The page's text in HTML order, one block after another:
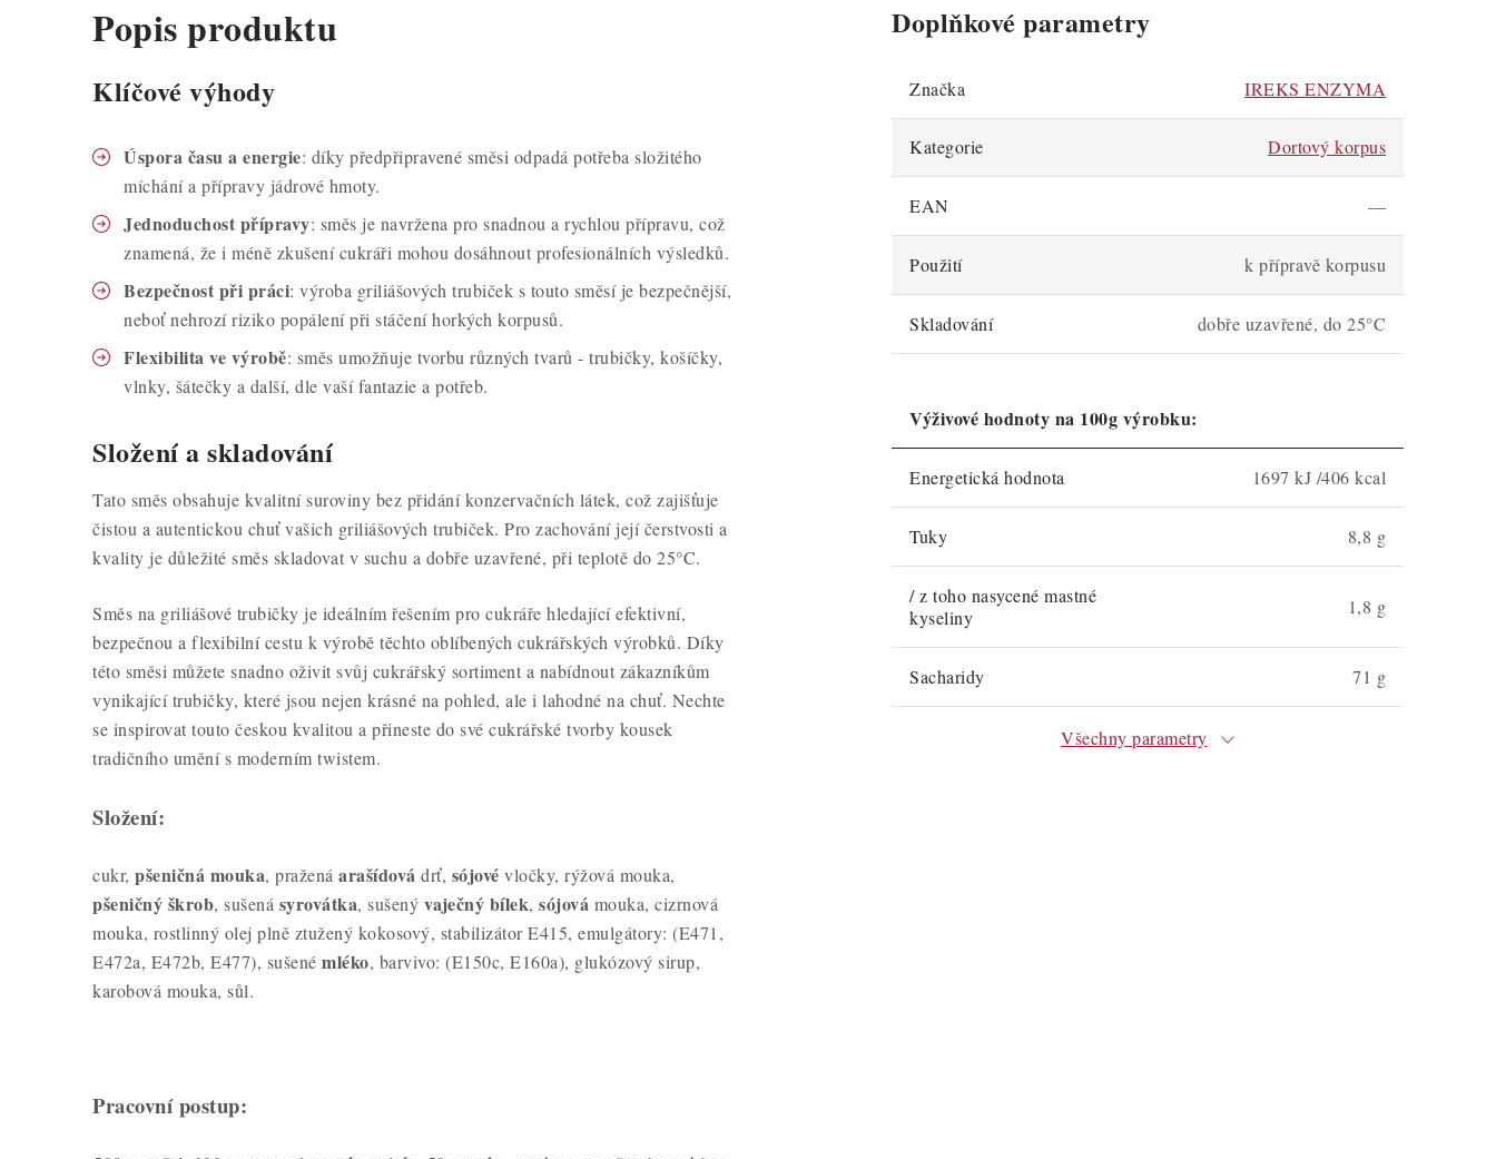
Popis produktu
Klíčové výhody
Úspora času a energie: díky předpřipravené směsi odpadá potřeba složitého
míchání a přípravy jádrové hmoty.
Jednoduchost přípravy: směs je navržena pro snadnou a rychlou přípravu, což
znamená, že i méně zkušení cukráři mohou dosáhnout profesionálních výsledků.
Bezpečnost při práci: výroba griliášových trubiček s touto směsí je bezpečnější,
neboť nehrozí riziko popálení při stáčení horkých korpusů.
Flexibilita ve výrobě: směs umožňuje tvorbu různých tvarů - trubičky, košíčky,
vlnky, šátečky a další, dle vaší fantazie a potřeb.
Složení a skladování
Tato směs obsahuje kvalitní suroviny bez přidání konzervačních látek, což zajišťuje
čistou a autentickou chuť vašich griliášových trubiček. Pro zachování její čerstvosti a
kvality je důležité směs skladovat v suchu a dobře uzavřené, při teplotě do 25°C.
Směs na griliášové trubičky je ideálním řešením pro cukráře hledající efektivní,
bezpečnou a flexibilní cestu k výrobě těchto oblíbených cukrářských výrobků. Díky
této směsi můžete snadno oživit svůj cukrářský sortiment a nabídnout zákazníkům
vynikající trubičky, které jsou nejen krásné na pohled, ale i lahodné na chuť. Nechte
se inspirovat touto českou kvalitou a přineste do své cukrářské tvorby kousek
tradičního umění s moderním twistem.
Složení:
cukr, pšeničná mouka, pražená arašídová drť, sójové vločky, rýžová mouka,
pšeničný škrob, sušená syrovátka, sušený vaječný bílek, sójová mouka, cizrnová
mouka, rostlinný olej plně ztužený kokosový, stabilizátor E415, emulgátory: (E471,
E472a, E472b, E477), sušené mléko, barvivo: (E150c, E160a), glukózový sirup,
karobová mouka, sůl.
Pracovní postup:
Doplňkové parametry
Značka IREKS ENZYMA
Kategorie Dortový korpus
EAN —
Použití k přípravě korpusu
Skladování dobře uzavřené, do 25°C
Výživové hodnoty na 100g výrobku:
Energetická hodnota 1697 kJ /406 kcal
Tuky 8,8 g
/ z toho nasycené mastné
kyseliny
1,8 g
Sacharidy 71 g
Všechny parametry